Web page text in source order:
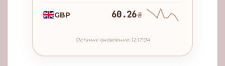
GBP 60.26₴
Останнє оновлення: 12:17:04